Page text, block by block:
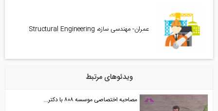
عمران- مهندسی سازه، Structural Engineering
ویدئوهای مرتبط
مصاحبه اختصاصی موسسه ۸۰۸ با دکتر...